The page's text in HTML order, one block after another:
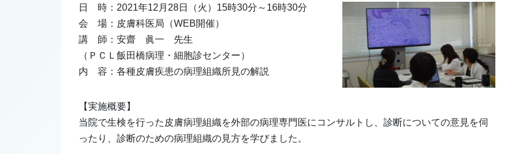
日 時：2021年12月28日（火）15時30分～16時30分
会 場：皮膚科医局（WEB開催）
講 師：安齋 眞一 先生
（ＰＣＬ飯田橋病理・細胞診センター）
内 容：各種皮膚疾患の病理組織所見の解説
【実施概要】
当院で生検を行った皮膚病理組織を外部の病理専門医にコンサルトし、診断についての意見を伺
ったり、診断のための病理組織の見方を学びました。